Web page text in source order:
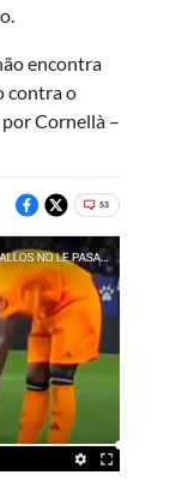
encontra
contra o
Cornellà –